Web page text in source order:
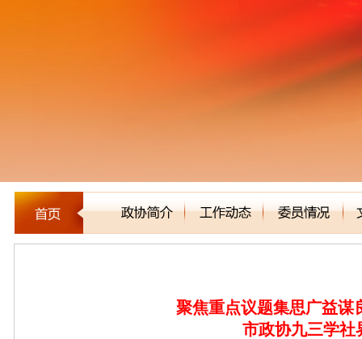
聚焦重点议题集思广益谋
市政协九三学社